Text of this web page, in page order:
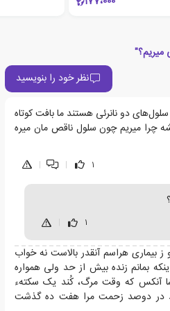
میریم؟"
نظر خود را بنویسید
سلول‌های دو نانرئی هستند ما بافت کوتاه
چرا میریم چون سلول ناقص مان میره
1
|
|
1
هراسم آنقدر بالاست نه خواب
بمانم زنده بیش از حد ولی همواره
آنکس که وقت مرگ، کُند یک سکتهء
در دوصد زحمت مرا هفت ده گذشت